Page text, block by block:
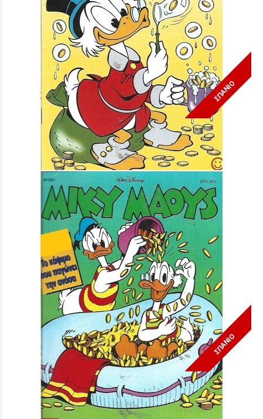
ΣΠΑΝΙΟ
Μίκυ Μάους #1489***
Τιμή: 3,90 €
ΣΠΑΝΙΟ
Μίκυ Μάους #1561***
Τιμή: 3,90 €